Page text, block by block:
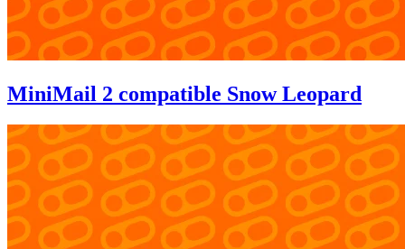
MiniMail 2 compatible Snow Leopard